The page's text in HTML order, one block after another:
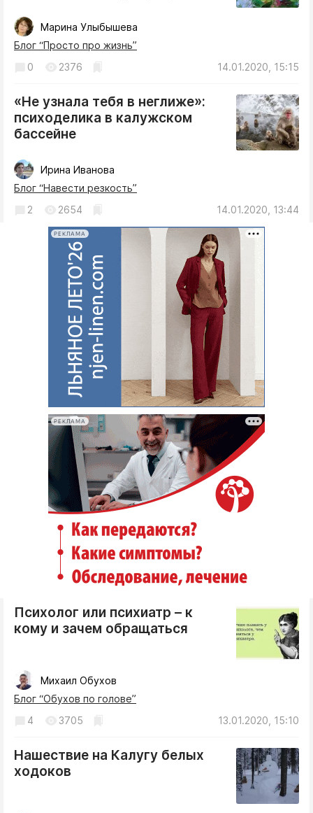
Марина Улыбышева
Блог “Просто про жизнь”
14.01.2020, 15:15
0 2376
«Не узнала тебя в неглиже»:
психоделика в калужском
бассейне
Ирина Иванова
Блог “Навести резкость”
14.01.2020, 13:44
2 2654
РЕКЛАМА
РЕКЛАМА
Психолог или психиатр – к
кому и зачем обращаться
Михаил Обухов
Блог “Обухов по голове”
13.01.2020, 15:10
4 3705
Нашествие на Калугу белых
ходоков